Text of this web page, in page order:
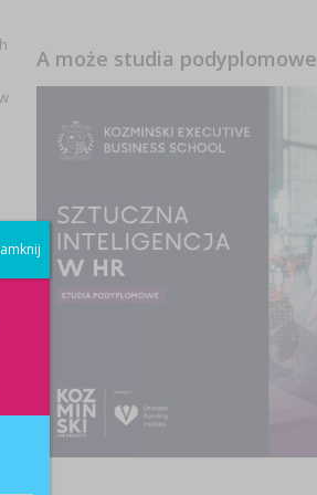
A może studia podyplomowe